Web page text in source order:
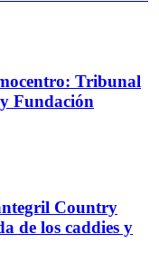
Tribunal
Fundación
Country
de los caddies y